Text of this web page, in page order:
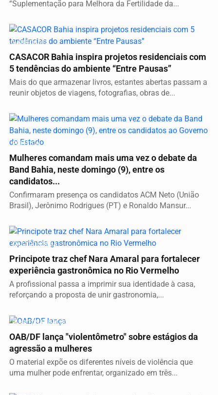
“Suplementação para Melhora da Fertilidade da...
VARIEDADES
CASACOR Bahia inspira projetos residenciais com
5 tendências do ambiente “Entre Pausas”
Mais do que armazenar livros, estantes abertas passam a
reunir objetos de viagens, fotografias, obras de...
POLÍTICA
Mulheres comandam mais uma vez o debate da
Band Bahia, neste domingo (9), entre os
candidatos...
Confirmaram presença os candidatos ACM Neto (União
Brasil), Jerônimo Rodrigues (PT) e Ronaldo Mansur...
GASTRONOMIA
Principote traz chef Nara Amaral para fortalecer
experiência gastronômica no Rio Vermelho
A profissional passa a imprimir sua identidade à casa,
reforçando a proposta de unir gastronomia,...
DIREITOS HUMANOS
OAB/DF lança "violentômetro" sobre estágios da
agressão a mulheres
O material expõe os diferentes níveis de violência que
uma mulher pode enfrentar, organizado em três...